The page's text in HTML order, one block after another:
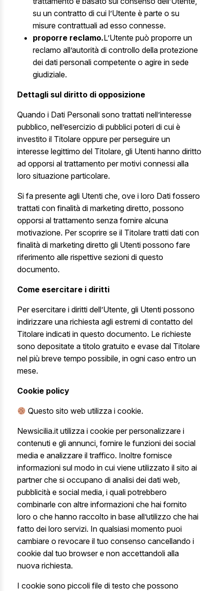
su un contratto di cui l’Utente è parte o su
misure contrattuali ad esso connesse.
proporre reclamo.L’Utente può proporre un
reclamo all’autorità di controllo della protezione
dei dati personali competente o agire in sede
giudiziale.
Dettagli sul diritto di opposizione
Quando i Dati Personali sono trattati nell’interesse
pubblico, nell’esercizio di pubblici poteri di cui è
investito il Titolare oppure per perseguire un
interesse legittimo del Titolare, gli Utenti hanno diritto
ad opporsi al trattamento per motivi connessi alla
loro situazione particolare.
Si fa presente agli Utenti che, ove i loro Dati fossero
trattati con finalità di marketing diretto, possono
opporsi al trattamento senza fornire alcuna
motivazione. Per scoprire se il Titolare tratti dati con
finalità di marketing diretto gli Utenti possono fare
riferimento alle rispettive sezioni di questo
documento.
Come esercitare i diritti
Per esercitare i diritti dell’Utente, gli Utenti possono
indirizzare una richiesta agli estremi di contatto del
Titolare indicati in questo documento. Le richieste
sono depositate a titolo gratuito e evase dal Titolare
nel più breve tempo possibile, in ogni caso entro un
mese.
Cookie policy
Questo sito web utilizza i cookie.
Newsicilia.it utilizza i cookie per personalizzare i
contenuti e gli annunci, fornire le funzioni dei social
media e analizzare il traffico. Inoltre fornisce
informazioni sul modo in cui viene utilizzato il sito ai
partner che si occupano di analisi dei dati web,
pubblicità e social media, i quali potrebbero
combinarle con altre informazioni che hai fornito
loro o che hanno raccolto in base all’utilizzo che hai
fatto dei loro servizi. In qualsiasi momento puoi
cambiare o revocare il tuo consenso cancellando i
cookie dal tuo browser e non accettandoli alla
nuova richiesta.
I cookie sono piccoli file di testo che possono